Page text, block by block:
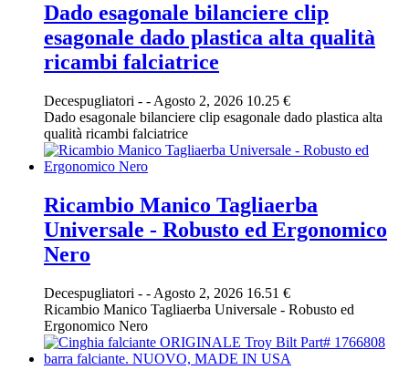
Dado esagonale bilanciere clip
esagonale dado plastica alta qualità
ricambi falciatrice
Decespugliatori - - Agosto 2, 2026 10.25 €
Dado esagonale bilanciere clip esagonale dado plastica alta
qualità ricambi falciatrice
Ricambio Manico Tagliaerba
Universale - Robusto ed Ergonomico
Nero
Decespugliatori - - Agosto 2, 2026 16.51 €
Ricambio Manico Tagliaerba Universale - Robusto ed
Ergonomico Nero